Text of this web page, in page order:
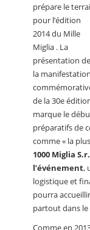
prépare le
pour l’édition
2014 du Mille
Miglia . La
présentation de
la manifestation
de la 30e
marque le
préparatifs de
comme « la
1000 Miglia
l’événement,
logistique et
pourra
partout dans le
Comme en